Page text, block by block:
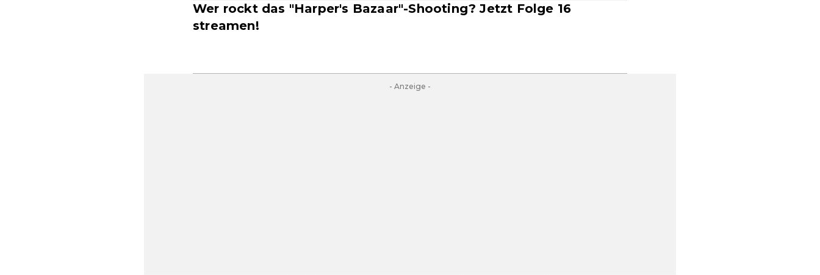
Wer rockt das "Harper's Bazaar"-Shooting? Jetzt Folge 16
streamen!
- Anzeige -